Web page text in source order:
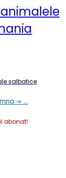
salbatice
⇒ …
abonat!